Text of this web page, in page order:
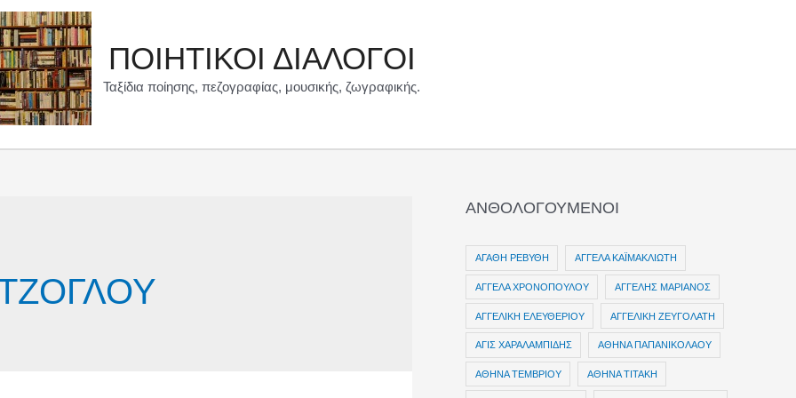
ΠΟΙΗΤΙΚΟΙ ΔΙΑΛΟΓΟΙ
Ταξίδια ποίησης, πεζογραφίας, μουσικής, ζωγραφικής.
ΑΝΘΟΛΟΓΟΥΜΕΝΟΙ
ΑΓΑΘΗ ΡΕΒΥΘΗ ΑΓΓΕΛΑ ΚΑΪΜΑΚΛΙΩΤΗ
ΑΓΓΕΛΑ ΧΡΟΝΟΠΟΥΛΟΥ ΑΓΓΕΛΗΣ ΜΑΡΙΑΝΟΣ
ΑΓΓΕΛΙΚΗ ΕΛΕΥΘΕΡΙΟΥ ΑΓΓΕΛΙΚΗ ΖΕΥΓΟΛΑΤΗ
ΑΓΙΣ ΧΑΡΑΛΑΜΠΙΔΗΣ ΑΘΗΝΑ ΠΑΠΑΝΙΚΟΛΑΟΥ
ΑΘΗΝΑ ΤΕΜΒΡΙΟΥ ΑΘΗΝΑ ΤΙΤΑΚΗ